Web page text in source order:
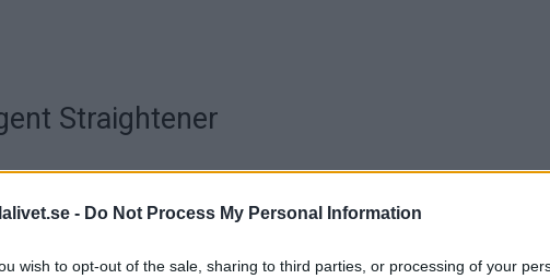
- Do Not Process My Personal Information
wish to opt-out of the sale, sharing to third parties, or processing of your
Straightener